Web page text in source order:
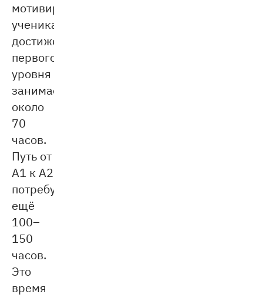
мотивированного
ученика
достижение
первого
уровня
занимает
около
70
часов.
Путь от
А1 к A2
потребует
ещё
100–
150
часов.
Это
время